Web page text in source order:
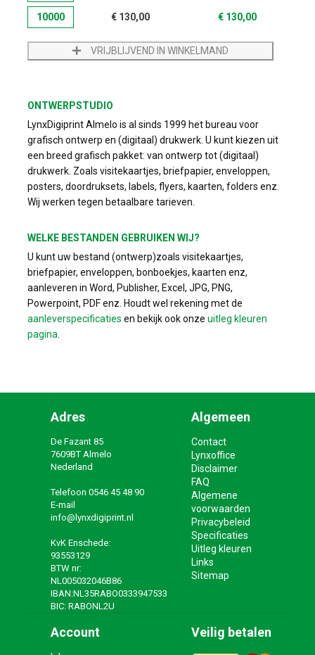
10000 € 130,00 € 130,00
VRIJBLIJVEND IN WINKELMAND
ONTWERPSTUDIO
LynxDigiprint Almelo is al sinds 1999 het bureau voor
grafisch ontwerp en (digitaal) drukwerk. U kunt kiezen uit
een breed grafisch pakket: van ontwerp tot (digitaal)
drukwerk. Zoals visitekaartjes, briefpapier, enveloppen,
posters, doordruksets, labels, flyers, kaarten, folders enz.
Wij werken tegen betaalbare tarieven.
WELKE BESTANDEN GEBRUIKEN WIJ?
U kunt uw bestand (ontwerp)zoals visitekaartjes,
briefpapier, enveloppen, bonboekjes, kaarten enz,
aanleveren in Word, Publisher, Excel, JPG, PNG,
Powerpoint, PDF enz. Houdt wel rekening met de
aanleverspecificaties en bekijk ook onze uitleg kleuren
pagina
Adres
De Fazant 85
7609BT Almelo
Nederland
Telefoon 0546 45 48 90
E-mail
info@lynxdigiprint.nl
KvK Enschede:
93553129
BTW nr:
NL005032046B86
IBAN:NL35RABO0333947533
BIC: RABONL2U
Algemeen
Contact
Lynxoffice
Disclaimer
FAQ
Algemene
voorwaarden
Privacybeleid
Specificaties
Uitleg kleuren
Links
Sitemap
Account Veilig betalen